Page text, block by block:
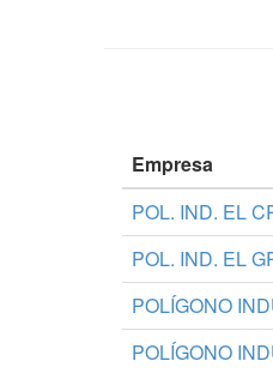
Empresa
POL. IND. EL
POL. IND. EL
POLÍGONO
POLÍGONO